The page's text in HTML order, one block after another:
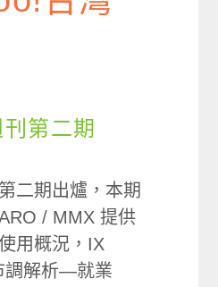
第二期
二期出爐，本期
/ MMX 提供
用概況，IX
調解析—就業